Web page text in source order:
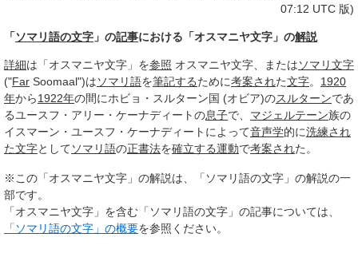
07:12 UTC 版)
「ソマリ語の文字 」の記事における「オスマニヤ文字」の解説
詳細は「オスマニヤ文字」を参照 オスマニヤ文字、またはソマリ文字
("Far Soomaal")はソマリ語を筆記するために考案された文字。 1920
年から1922年の間にホビョ・スルターン国 (オビア)のスルターンであ
るユースフ・アリー・ケーナディートの息子で、 マジェルテーン族の
イスマーン・ユースフ・ケーナディートによって音声学的に洗練され
た文字としてソマリ語の正書法を確立する運動で考案された。
※この「オスマニヤ文字」の解説は、「ソマリ語の文字」の解説の一
部です。
「オスマニヤ文字」を含む「ソマリ語の文字」の記事については、
「ソマリ語の文字」の概要を参照ください。